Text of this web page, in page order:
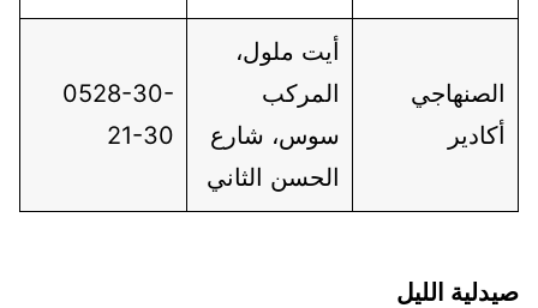
الصنهاجي
أكادير
أيت ملول،
المركب
سوس، شارع
الحسن الثاني
0528-30-
21-30
صيدلية الليل